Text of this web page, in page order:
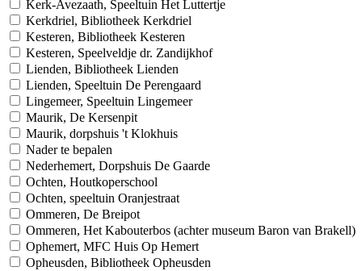
Kerk-Avezaath, Speeltuin Het Luttertje
Kerkdriel, Bibliotheek Kerkdriel
Kesteren, Bibliotheek Kesteren
Kesteren, Speelveldje dr. Zandijkhof
Lienden, Bibliotheek Lienden
Lienden, Speeltuin De Perengaard
Lingemeer, Speeltuin Lingemeer
Maurik, De Kersenpit
Maurik, dorpshuis 't Klokhuis
Nader te bepalen
Nederhemert, Dorpshuis De Gaarde
Ochten, Houtkoperschool
Ochten, speeltuin Oranjestraat
Ommeren, De Breipot
Ommeren, Het Kabouterbos (achter museum Baron van Brakell)
Ophemert, MFC Huis Op Hemert
Opheusden, Bibliotheek Opheusden